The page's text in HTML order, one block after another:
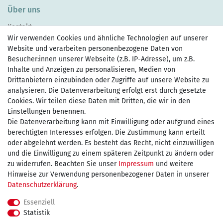
Über uns
Kontakt
Zahlen Sie bequem per
Wir versenden mit
kostenfreie Lieferung
innerhalb Deutschland ab 75€
Wir verwenden Cookies und ähnliche Technologien auf unserer
Website und verarbeiten personenbezogene Daten von
Besucher:innen unserer Webseite (z.B. IP-Adresse), um z.B.
Inhalte und Anzeigen zu personalisieren, Medien von
Drittanbietern einzubinden oder Zugriffe auf unsere Website zu
analysieren. Die Datenverarbeitung erfolgt erst durch gesetzte
Cookies. Wir teilen diese Daten mit Dritten, die wir in den
Einstellungen benennen.
Die Datenverarbeitung kann mit Einwilligung oder aufgrund eines
berechtigten Interesses erfolgen. Die Zustimmung kann erteilt
oder abgelehnt werden. Es besteht das Recht, nicht einzuwilligen
und die Einwilligung zu einem späteren Zeitpunkt zu ändern oder
zu widerrufen. Beachten Sie unser Impressum und weitere
Hinweise zur Verwendung personenbezogener Daten in unserer
Daten­schutz­erklärung.
Essenziell
Statistik